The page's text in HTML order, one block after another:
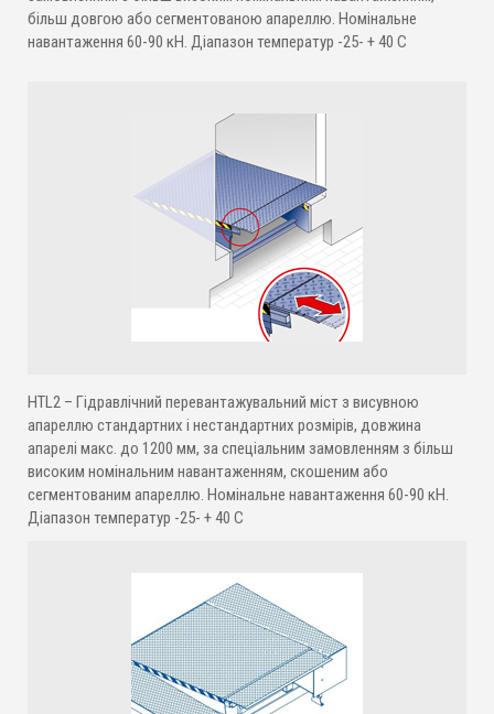
більш довгою або сегментованою апареллю. Номінальне
навантаження 60-90 кН. Діапазон температур -25- + 40 C
HTL2 – Гідравлічний перевантажувальний міст з висувною
апареллю стандартних і нестандартних розмірів, довжина
апарелі макс. до 1200 мм, за спеціальним замовленням з більш
високим номінальним навантаженням, скошеним або
сегментованим апареллю. Номінальне навантаження 60-90 кН.
Діапазон температур -25- + 40 C